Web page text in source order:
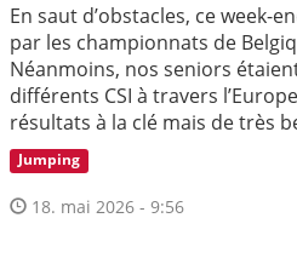
En saut d’obstacles, ce week-
par les championnats de
Néanmoins, nos seniors
différents CSI à travers
résultats à la clé mais de très
Jumping
18. mai 2026 - 9:56